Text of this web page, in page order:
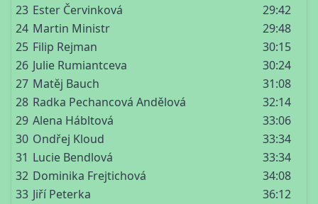
23 Ester Červinková
29:42
24 Martin Ministr
29:48
25 Filip Rejman
30:15
26 Julie Rumiantceva
30:24
27 Matěj Bauch
31:08
28 Radka Pechancová Andělová
32:14
29 Alena Hábltová
33:06
30 Ondřej Kloud
33:34
31 Lucie Bendlová
33:34
32 Dominika Frejtichová
34:08
33 Jiří Peterka
36:12